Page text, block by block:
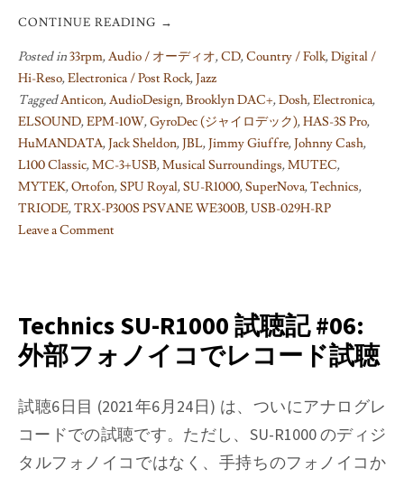
CONTINUE READING →
Posted in33rpm,Audio / オーディオ,CD,Country / Folk,Digital /
Hi-Reso,Electronica / Post Rock,Jazz
TaggedAnticon,AudioDesign,Brooklyn DAC+,Dosh,Electronica,
ELSOUND,EPM-10W,GyroDec (ジャイロデック),HAS-3S Pro,
HuMANDATA,Jack Sheldon,JBL,Jimmy Giuffre,Johnny Cash,
L100 Classic,MC-3+USB,Musical Surroundings,MUTEC,
MYTEK,Ortofon,SPU Royal,SU-R1000,SuperNova,Technics,
TRIODE,TRX-P300S PSVANE WE300B,USB-029H-RP
Leave a Comment
R1000
試
聴
#07/#08/#09/#10:
続
Technics SU-R1000 試聴記 #06:
外部フォノイコでレコード試聴
試聴6日目 (2021年6月24日) は、ついにアナログレ
コードでの試聴です。ただし、SU-R1000 のディジ
タルフォノイコではなく、手持ちのフォノイコか